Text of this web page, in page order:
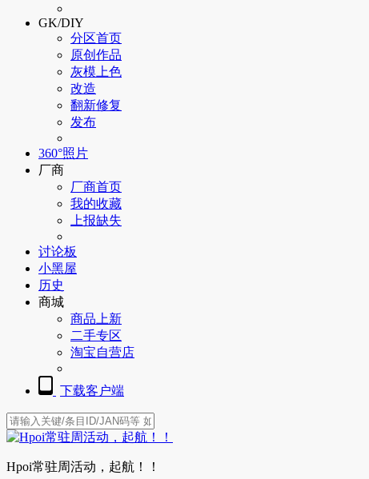
GK/DIY
分区首页
原创作品
灰模上色
改造
翻新修复
发布
360°照片
厂商
厂商首页
我的收藏
上报缺失
讨论板
小黑屋
历史
商城
商品上新
二手专区
淘宝自营店
下载客户端
Hpoi常驻周活动，起航！！